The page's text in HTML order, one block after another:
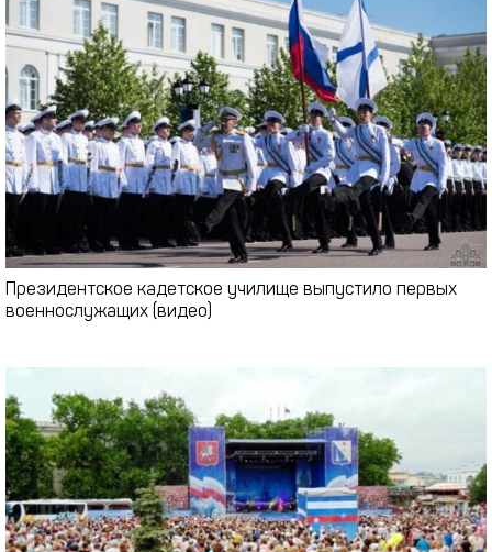
Президентское кадетское училище выпустило первых
военнослужащих (видео)